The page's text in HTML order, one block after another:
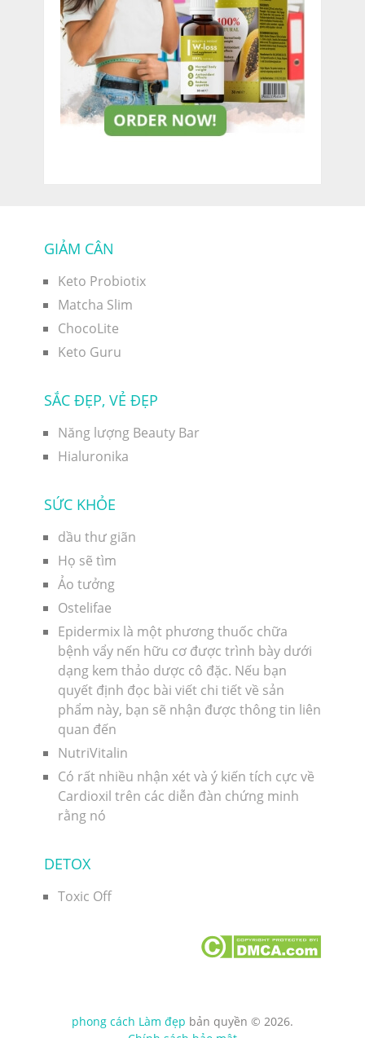
GIẢM CÂN
Keto Probiotix
Matcha Slim
ChocoLite
Keto Guru
SẮC ĐẸP, VẺ ĐẸP
Năng lượng Beauty Bar
Hialuronika
SỨC KHỎE
dầu thư giãn
Họ sẽ tìm
Ảo tưởng
Ostelifae
Epidermix là một phương thuốc chữa
bệnh vẩy nến hữu cơ được trình bày dưới
dạng kem thảo dược cô đặc. Nếu bạn
quyết định đọc bài viết chi tiết về sản
phẩm này, bạn sẽ nhận được thông tin liên
quan đến
NutriVitalin
Có rất nhiều nhận xét và ý kiến ​​tích cực về
Cardioxil trên các diễn đàn chứng minh
rằng nó
DETOX
Toxic Off
phong cách Làm đẹp bản quyền © 2026.